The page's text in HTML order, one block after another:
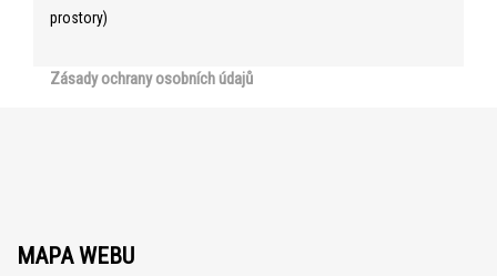
prostory)
Zásady ochrany osobních údajů
MAPA WEBU